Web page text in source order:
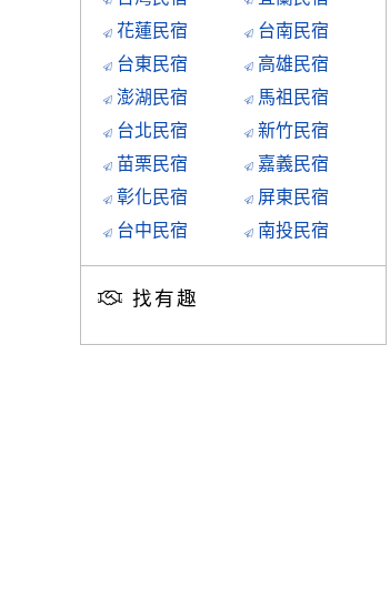
花蓮民宿
台南民宿
台東民宿
高雄民宿
澎湖民宿
馬祖民宿
台北民宿
新竹民宿
苗栗民宿
嘉義民宿
彰化民宿
屏東民宿
台中民宿
南投民宿
找有趣